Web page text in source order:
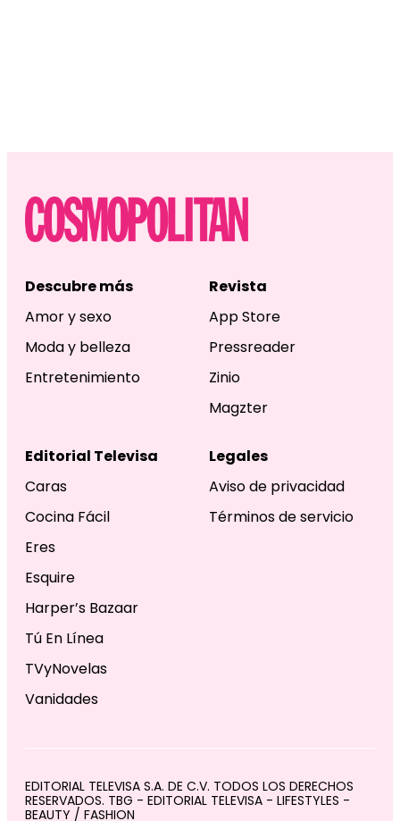
Descubre más
Amor y sexo
Moda y belleza
Entretenimiento
Revista
App Store
Pressreader
Zinio
Magzter
Editorial Televisa
Caras
Cocina Fácil
Eres
Esquire
Harper’s Bazaar
Tú En Línea
TVyNovelas
Vanidades
Legales
Aviso de privacidad
Términos de servicio
EDITORIAL TELEVISA S.A. DE C.V. TODOS LOS DERECHOS
RESERVADOS. TBG - EDITORIAL TELEVISA - LIFESTYLES -
BEAUTY / FASHION